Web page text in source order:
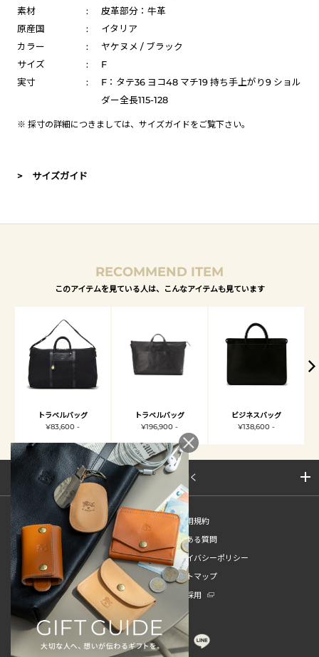
素材
:
皮革部分：牛革
原産国
:
イタリア
カラー
:
ヤケヌメ / ブラック
サイズ
:
F
実寸
:
F：タテ36 ヨコ48 マチ19 持ち手上がり9 ショル
ダー全長115-128
※ 採寸の詳細につきましては、 サイズガイドをご覧下さい。
> サイズガイド
RECOMMEND ITEM
このアイテムを見ている人は、こんなアイテムも見ています
トラベルバッグ
¥83,600 -
トラベルバッグ
¥196,900 -
ビジネスバッグ
¥138,600 -
サイトマップを開く
新規会員登録
ご利用規約
ご利用ガイド
よくある質問
特定商取引法
プライバシーポリシー
お問い合わせ
サイトマップ
販売スタッフ中途採用
新卒採用